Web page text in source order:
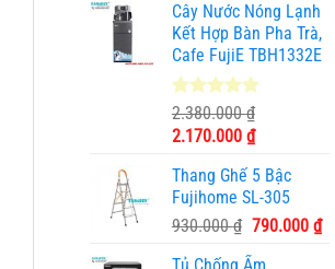
là:
1.687.000 ₫.
tại
là:
1.050.000 ₫.
Cây Nước Nóng Lạnh
Kết Hợp Bàn Pha Trà,
Cafe FujiE TBH1332E
5.00trên 5
dựa trên
11
đánh giá
2.380.000₫
Giá
là:
2.380.000 ₫.
2.170.000 ₫Giá
tại
là:
2.170.000 ₫.
Thang Ghế 5 Bậc
Fujihome SL-305
930.000₫ Giá
790.000 ₫Giá